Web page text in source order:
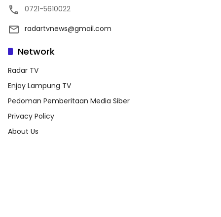
0721-5610022
radartvnews@gmail.com
Network
Radar TV
Enjoy Lampung TV
Pedoman Pemberitaan Media Siber
Privacy Policy
About Us